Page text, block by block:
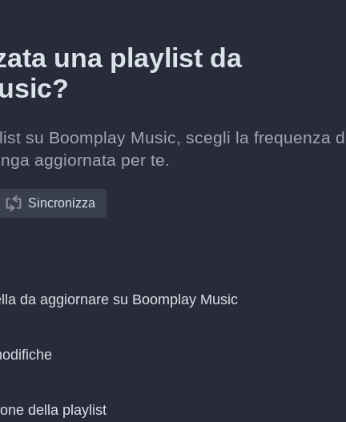
una playlist da
su Boomplay Music, scegli la frequenza
aggiornata per te.
Sincronizza
da aggiornare su Boomplay Music
della playlist